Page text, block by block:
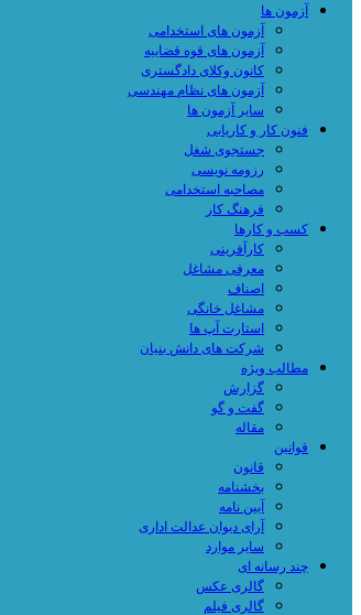
آزمون ها
آزمون های استخدامی
آزمون های قوه قضاییه
کانون وکلای دادگستری
آزمون های نظام مهندسی
سایر آزمون ها
فنون کار و کاریابی
جستجوی شغل
رزومه نویسی
مصاحبه استخدامی
فرهنگ کار
کسب و کارها
کارآفرینی
معرفی مشاغل
اصناف
مشاغل خانگی
استارت آپ ها
شرکت های دانش بنیان
مطالب ویژه
گزارش
گفت و گو
مقاله
قوانین
قانون
بخشنامه
آیین نامه
آرای دیوان عدالت اداری
سایر موارد
چند رسانه ای
گالری عکس
گالری فیلم